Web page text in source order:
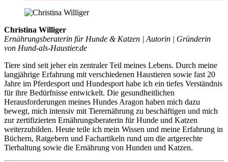
Christina Williger
Ernährungsberaterin für Hunde & Katzen | Autorin | Gründerin
von Hund-als-Haustier.de
Tiere sind seit jeher ein zentraler Teil meines Lebens. Durch meine
langjährige Erfahrung mit verschiedenen Haustieren sowie fast 20
Jahre im Pferdesport und Hundesport habe ich ein tiefes Verständnis
für ihre Bedürfnisse entwickelt. Die gesundheitlichen
Herausforderungen meines Hundes Aragon haben mich dazu
bewegt, mich intensiv mit Tierernährung zu beschäftigen und mich
zur zertifizierten Ernährungsberaterin für Hunde und Katzen
weiterzubilden. Heute teile ich mein Wissen und meine Erfahrung in
Büchern, Ratgebern und Fachartikeln rund um die artgerechte
Tierhaltung sowie die Ernährung von Hunden und Katzen.